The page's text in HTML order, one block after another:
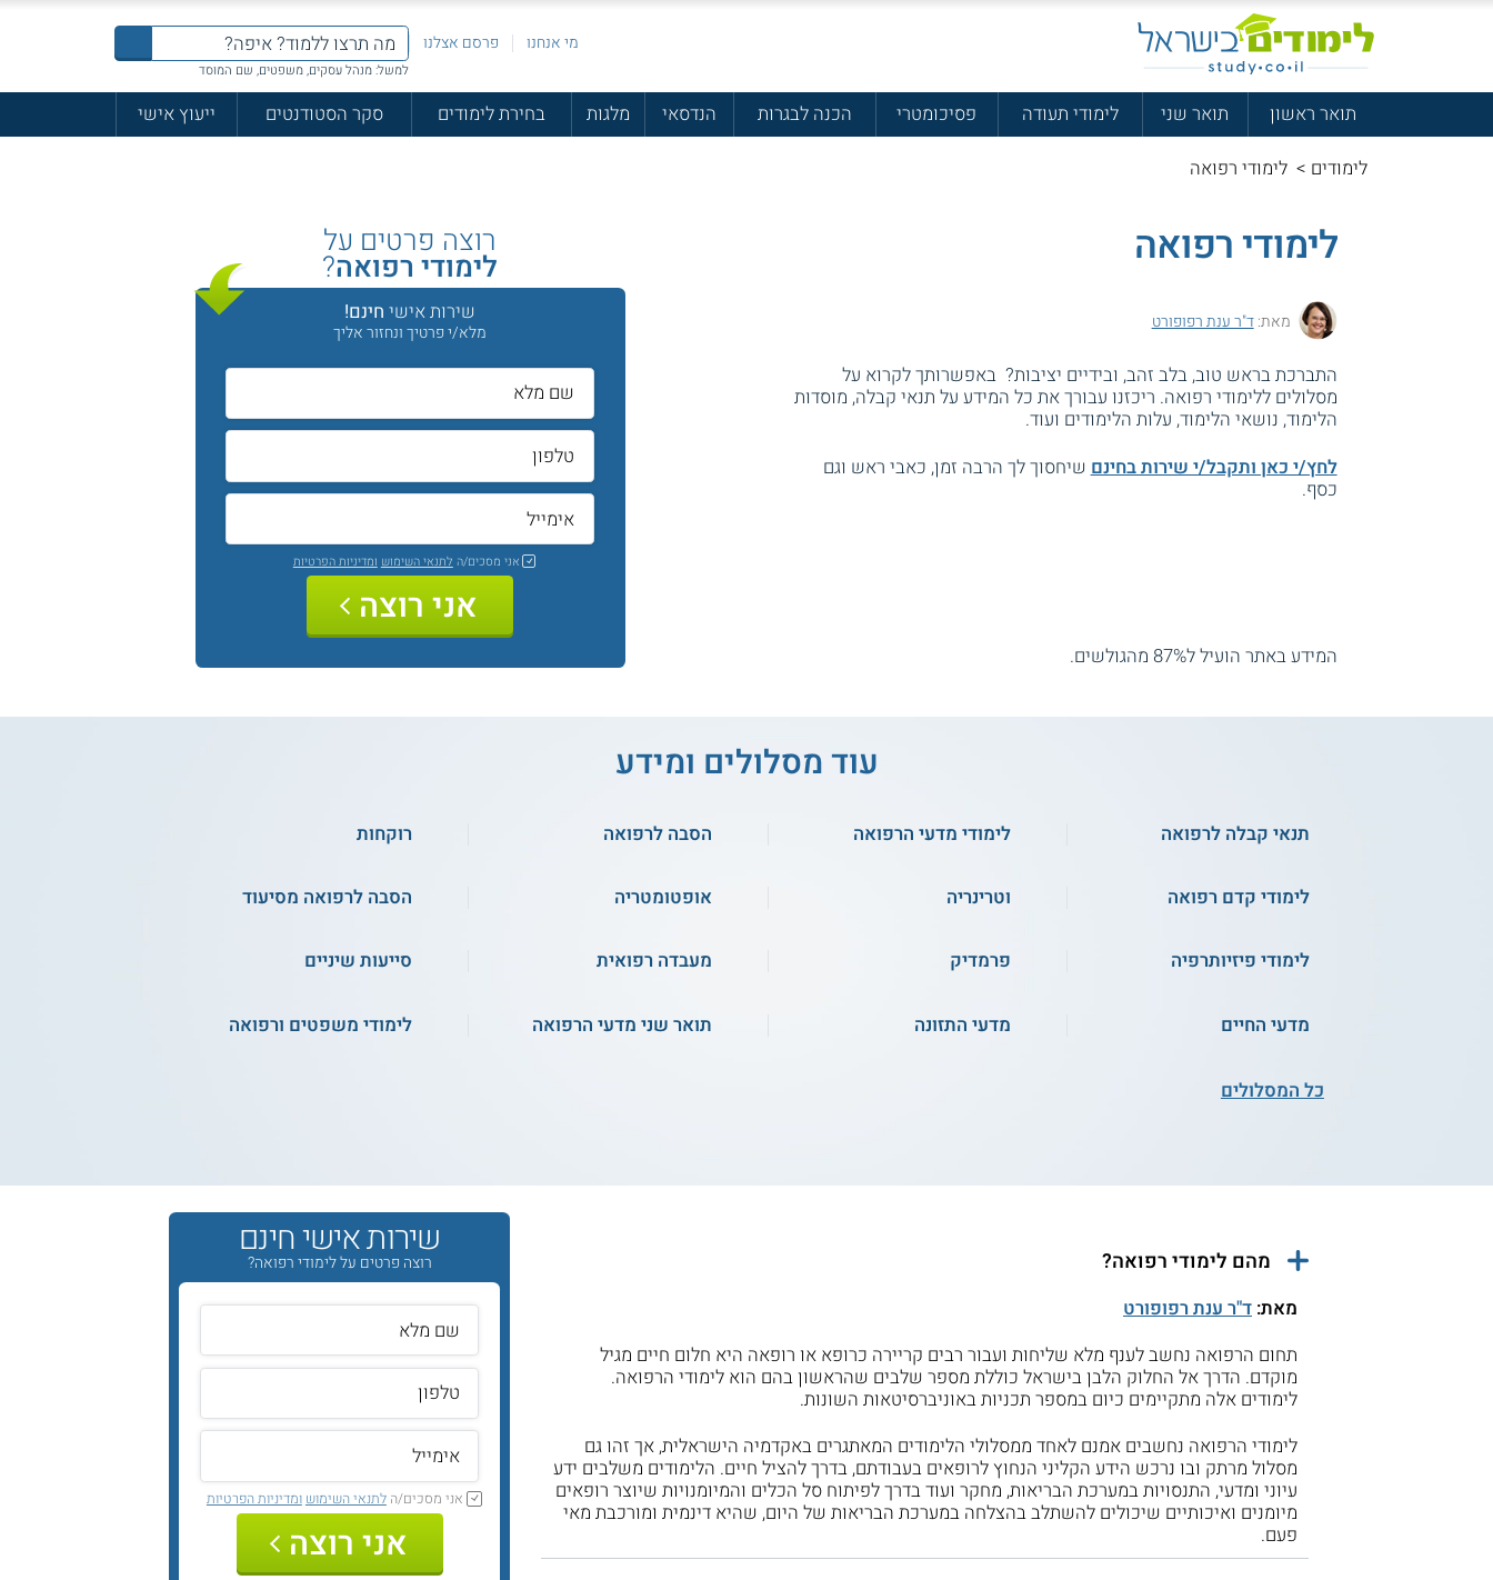
מי אנחנו פרסם אצלנו
למשל: מנהל עסקים, משפטים, שם המוסד
תואר ראשון תואר שני לימודי תעודה פסיכומטרי הכנה לבגרות הנדסאי מלגות בחירת לימודים סקר הסטודנטים
ייעוץ אישי
לימודים > לימודי רפואה
לימודי רפואה
מאת:ד"ר ענת רפופורט
התברכת בראש טוב, בלב זהב, ובידיים יציבות? באפשרותך לקרוא על
מסלולים ללימודי רפואה. ריכזנו עבורך את כל המידע על תנאי קבלה, מוסדות
הלימוד, נושאי הלימוד, עלות הלימודים ועוד.
לחץ/י כאן ותקבל/י שירות בחינם שיחסוך לך הרבה זמן, כאבי ראש וגם
כסף.
המידע באתר הועיל ל87% מהגולשים.
רוצה פרטים על
לימודי רפואה?
שירות אישי חינם!
מלא/י פרטיך ונחזור אליך
אני מסכים/ה לתנאי השימוש ומדיניות הפרטיות
אני רוצה
עוד מסלולים ומידע
תנאי קבלה לרפואה לימודי מדעי הרפואה הסבה לרפואה רוקחות
לימודי קדם רפואה וטרינריה אופטומטריה הסבה לרפואה מסיעוד
לימודי פיזיותרפיה פרמדיק מעבדה רפואית סייעות שיניים
מדעי החיים מדעי התזונה תואר שני מדעי הרפואה לימודי משפטים ורפואה
כל המסלולים
מהם לימודי רפואה?
מאת: ד"ר ענת רפופורט
תחום הרפואה נחשב לענף מלא שליחות ועבור רבים קריירה כרופא או רופאה היא חלום חיים מגיל
מוקדם. הדרך אל החלוק הלבן בישראל כוללת מספר שלבים שהראשון בהם הוא לימודי הרפואה.
לימודים אלה מתקיימים כיום במספר תכניות באוניברסיטאות השונות.
לימודי הרפואה נחשבים אמנם לאחד ממסלולי הלימודים המאתגרים באקדמיה הישראלית, אך זהו גם
מסלול מרתק ובו נרכש הידע הקליני הנחוץ לרופאים בעבודתם, בדרך להציל חיים. הלימודים משלבים ידע
עיוני ומדעי, התנסויות במערכת הבריאות, מחקר ועוד בדרך לפיתוח סל הכלים והמיומנויות שיוצר רופאים
מיומנים ואיכותיים שיכולים להשתלב בהצלחה במערכת הבריאות של היום, שהיא דינמית ומורכבת מאי
פעם.
שירות אישי חינם
רוצה פרטים על לימודי רפואה?
אני מסכים/הלתנאי השימוש ומדיניות הפרטיות
אני רוצה